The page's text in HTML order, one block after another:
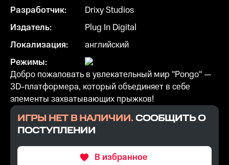
Разработчик:
Drixy Studios
Издатель:
Plug In Digital
Локализация:
английский
Режимы:
Добро пожаловать в увлекательный мир "Pongo" —
3D-платформера, который объединяет в себе
элементы захватывающих прыжков!
ИГРЫ НЕТ В НАЛИЧИИ.СООБЩИТЬ О
ПОСТУПЛЕНИИ
В избранное